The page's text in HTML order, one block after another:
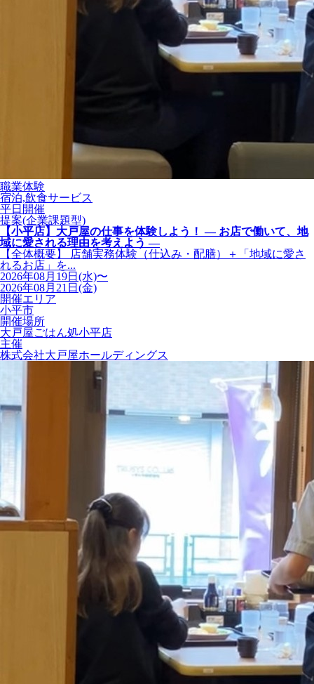
職業体験
宿泊,飲食サービス
平日開催
提案(企業課題型)
【小平店】大戸屋の仕事を体験しよう！ ― お店で働いて、地
域に愛される理由を考えよう ―
【全体概要】 店舗実務体験（仕込み・配膳）＋「地域に愛さ
れるお店」を...
2026年08月19日(水)〜
2026年08月21日(金)
開催エリア
小平市
開催場所
大戸屋ごはん処小平店
主催
株式会社大戸屋ホールディングス